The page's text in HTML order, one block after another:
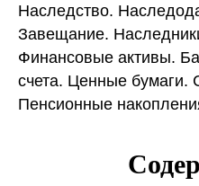
Наследство.
Завещание.
Финансовые активы.
счета. Ценные бумаги.
Пенсионные